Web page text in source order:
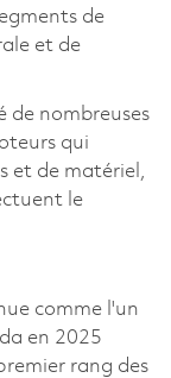
de
et de
de nombreuses
qui
et de matériel,
le
comme l'un
en 2025
rang des